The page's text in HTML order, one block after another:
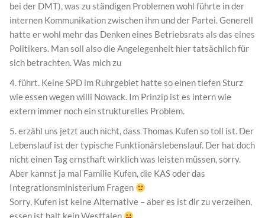
bei der DMT), was zu ständigen Problemen wohl führte in der
internen Kommunikation zwischen ihm und der Partei. Generell
hatte er wohl mehr das Denken eines Betriebsrats als das eines
Politikers. Man soll also die Angelegenheit hier tatsächlich für
sich betrachten. Was mich zu
4. führt. Keine SPD im Ruhrgebiet hatte so einen tiefen Sturz
wie essen wegen willi Nowack. Im Prinzip ist es intern wie
extern immer noch ein strukturelles Problem.
5. erzähl uns jetzt auch nicht, dass Thomas Kufen so toll ist. Der
Lebenslauf ist der typische Funktionärslebenslauf. Der hat doch
nicht einen Tag ernsthaft wirklich was leisten müssen, sorry.
Aber kannst ja mal Familie Kufen, die KAS oder das
Integrationsministerium Fragen
Sorry, Kufen ist keine Alternative – aber es ist dir zu verzeihen,
essen ist halt kein Westfalen